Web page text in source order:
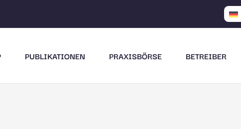
PUBLIKATIONEN PRAXISBÖRSE BETREIBER